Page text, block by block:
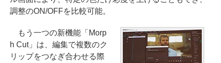
調整のON/OFFを比較可能。
もう一つの新機能「Morp
h Cut」は、編集で複数のク
リップをつなぎ合わせる際